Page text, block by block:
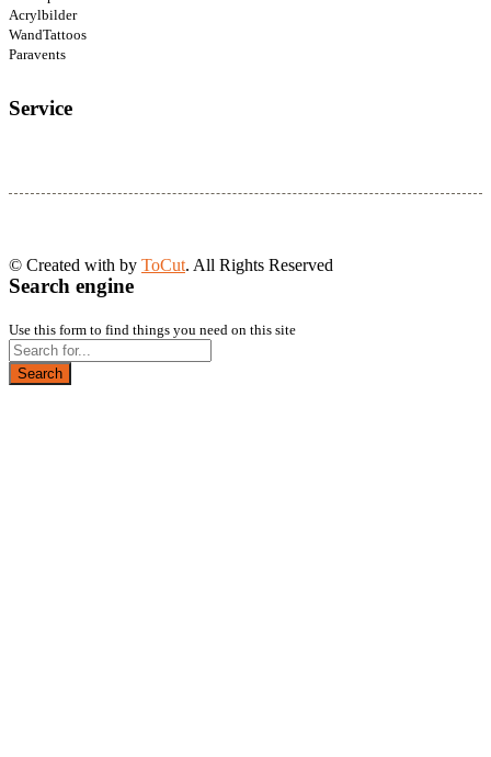
Acrylbilder
WandTattoos
Paravents
Service
© Created with by ToCut. All Rights Reserved
Search engine
Use this form to find things you need on this site
Search